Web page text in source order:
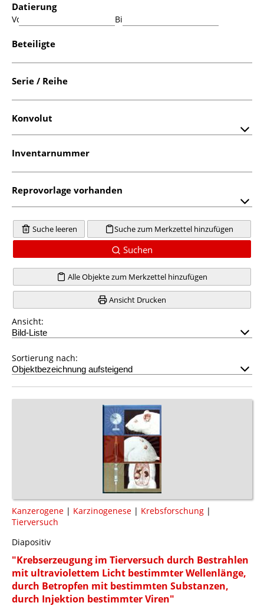
Datierung
Von: Bis:
Beteiligte
Serie / Reihe
Konvolut
Inventarnummer
Reprovorlage vorhanden
Suche leeren Suche zum Merkzettel hinzufügen
Suchen
Alle Objekte zum Merkzettel hinzufügen
Ansicht Drucken
Ansicht:
Sortierung nach:
Kanzerogene | Karzinogenese | Krebsforschung |
Tierversuch
Diapositiv
"Krebserzeugung im Tierversuch durch Bestrahlen
mit ultraviolettem Licht bestimmter Wellenlänge,
durch Betropfen mit bestimmten Substanzen,
durch Injektion bestimmter Viren"